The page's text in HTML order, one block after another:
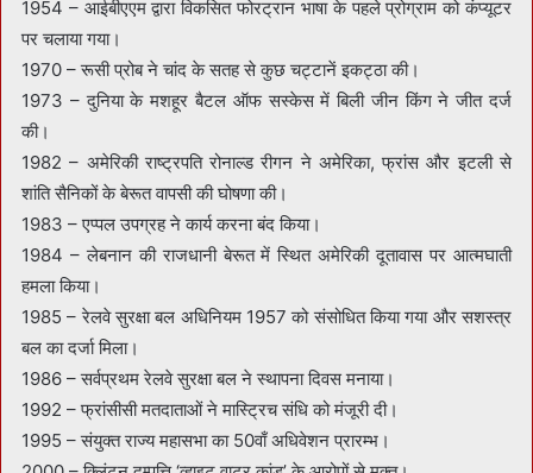
1954 – आईबीएएम द्वारा विकसित फोरट्रान भाषा के पहले प्रोग्राम को कंप्यूटर
पर चलाया गया।
1970 – रूसी प्रोब ने चांद के सतह से कुछ चट्टानें इकट्ठा की।
1973 – दुनिया के मशहूर बैटल ऑफ सस्केस में बिली जीन किंग ने जीत दर्ज
की।
1982 – अमेरिकी राष्ट्रपति रोनाल्ड रीगन ने अमेरिका, फ्रांस और इटली से
शांति सैनिकों के बेरूत वापसी की घोषणा की।
1983 – एप्पल उपग्रह ने कार्य करना बंद किया।
1984 – लेबनान की राजधानी बेरूत में स्थित अमेरिकी दूतावास पर आत्मघाती
हमला किया।
1985 – रेलवे सुरक्षा बल अधिनियम 1957 को संसोधित किया गया और सशस्त्र
बल का दर्जा मिला।
1986 – सर्वप्रथम रेलवे सुरक्षा बल ने स्थापना दिवस मनाया।
1992 – फ्रांसीसी मतदाताओं ने मास्ट्रिच संधि को मंजूरी दी।
1995 – संयुक्त राज्य महासभा का 50वाँ अधिवेशन प्रारम्भ।